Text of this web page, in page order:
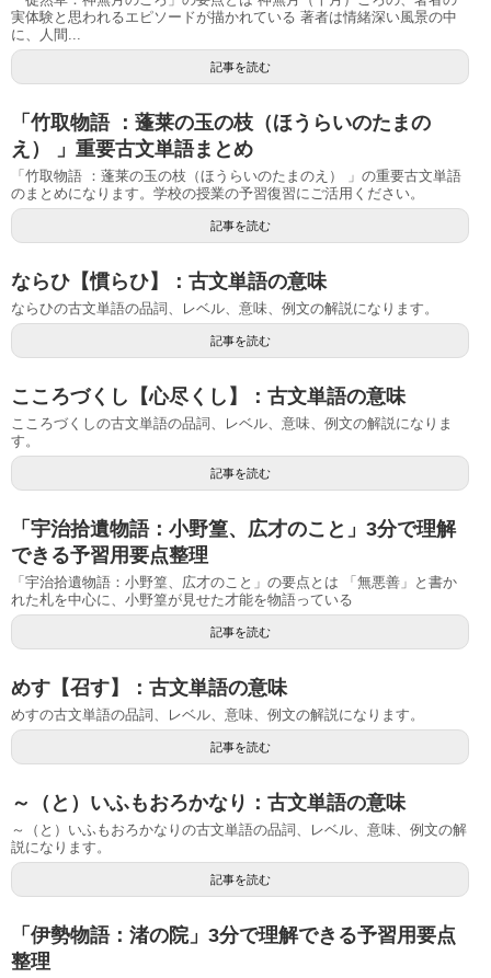
実体験と思われるエピソードが描かれている 著者は情緒深い風景の中
に、人間...
記事を読む
「竹取物語 ：蓬莱の玉の枝（ほうらいのたまの
え） 」重要古文単語まとめ
「竹取物語 ：蓬莱の玉の枝（ほうらいのたまのえ） 」の重要古文単語
のまとめになります。学校の授業の予習復習にご活用ください。
記事を読む
ならひ【慣らひ】：古文単語の意味
ならひの古文単語の品詞、レベル、意味、例文の解説になります。
記事を読む
こころづくし【心尽くし】：古文単語の意味
こころづくしの古文単語の品詞、レベル、意味、例文の解説になりま
す。
記事を読む
「宇治拾遺物語：小野篁、広才のこと」3分で理解
できる予習用要点整理
「宇治拾遺物語：小野篁、広才のこと」の要点とは 「無悪善」と書か
れた札を中心に、小野篁が見せた才能を物語っている
記事を読む
めす【召す】：古文単語の意味
めすの古文単語の品詞、レベル、意味、例文の解説になります。
記事を読む
～（と）いふもおろかなり：古文単語の意味
～（と）いふもおろかなりの古文単語の品詞、レベル、意味、例文の解
説になります。
記事を読む
「伊勢物語：渚の院」3分で理解できる予習用要点
整理